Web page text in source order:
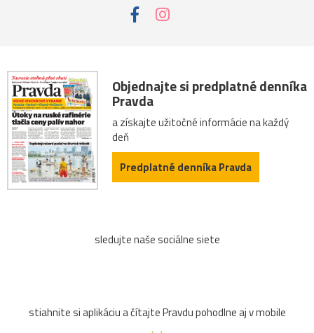
Objednajte si predplatné denníka
Pravda
a získajte užitočné informácie na každý
deň
Predplatné denníka Pravda
sledujte naše sociálne siete
stiahnite si aplikáciu a čítajte Pravdu pohodlne aj v mobile